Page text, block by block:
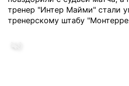
тренер "Интер Майми" стали
тренерскому штабу